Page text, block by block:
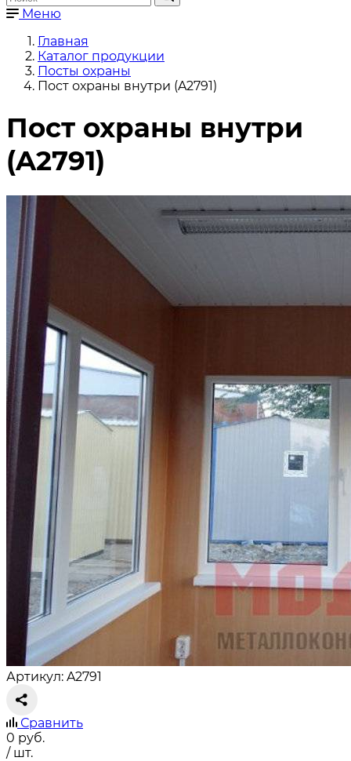
Меню
Главная
Каталог продукции
Посты охраны
Пост охраны внутри (A2791)
Пост охраны внутри
(A2791)
Артикул: A2791
Сравнить
0 руб.
/ шт.